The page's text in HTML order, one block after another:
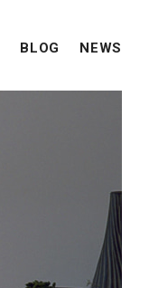
BLOG NEWS